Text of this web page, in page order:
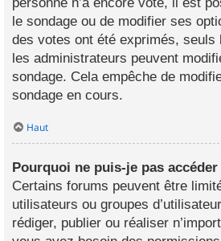
personne n’a encore voté, il est
le sondage ou de modifier ses
des votes ont été exprimés, seuls
les administrateurs peuvent
sondage. Cela empêche de
sondage en cours.
Haut
Pourquoi ne puis-je pas
Certains forums peuvent être
utilisateurs ou groupes
rédiger, publier ou réaliser